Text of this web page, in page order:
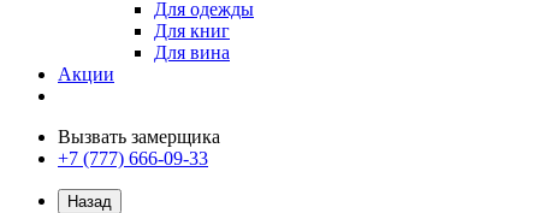
Для одежды
Для книг
Для вина
Акции
Вызвать замерщика
+7 (777) 666-09-33
Назад